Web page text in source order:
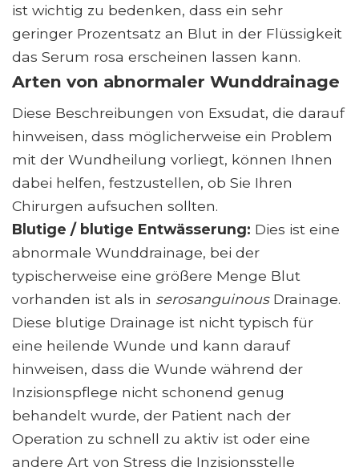
ist wichtig zu bedenken, dass ein sehr
geringer Prozentsatz an Blut in der Flüssigkeit
das Serum rosa erscheinen lassen kann.
Arten von abnormaler Wunddrainage
Diese Beschreibungen von Exsudat, die darauf
hinweisen, dass möglicherweise ein Problem
mit der Wundheilung vorliegt, können Ihnen
dabei helfen, festzustellen, ob Sie Ihren
Chirurgen aufsuchen sollten.
Blutige / blutige Entwässerung: Dies ist eine
abnormale Wunddrainage, bei der
typischerweise eine größere Menge Blut
vorhanden ist als in serosanguinousDrainage.
Diese blutige Drainage ist nicht typisch für
eine heilende Wunde und kann darauf
hinweisen, dass die Wunde während der
Inzisionspflege nicht schonend genug
behandelt wurde, der Patient nach der
Operation zu schnell zu aktiv ist oder eine
andere Art von Stress die Inzisionsstelle